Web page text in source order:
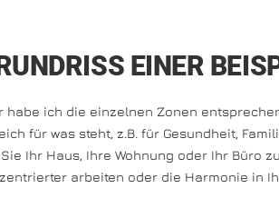
EINER
habe ich die einzelnen Zonen
für was steht, z.B. für Gesundheit,
Ihr Haus, Ihre Wohnung oder Ihr Büro
arbeiten oder die Harmonie in